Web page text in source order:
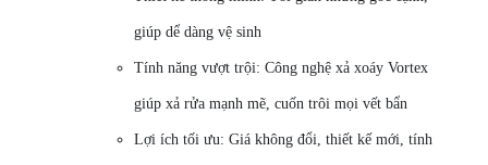
giúp dể dàng vệ sinh
Tính năng vượt trội: Công nghệ xả xoáy Vortex
giúp xả rửa mạnh mẽ, cuốn trôi mọi vết bẩn
Lợi ích tối ưu: Giá không đổi, thiết kế mới, tính